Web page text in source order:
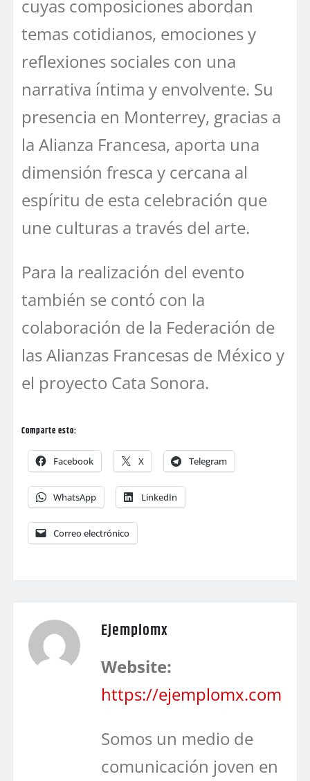
cuyas composiciones abordan
temas cotidianos, emociones y
reflexiones sociales con una
narrativa íntima y envolvente. Su
presencia en Monterrey, gracias a
la Alianza Francesa, aporta una
dimensión fresca y cercana al
espíritu de esta celebración que
une culturas a través del arte.
Para la realización del evento
también se contó con la
colaboración de la Federación de
las Alianzas Francesas de México y
el proyecto Cata Sonora.
Comparte esto:
Facebook X Telegram
WhatsApp LinkedIn
Correo electrónico
Ejemplomx
Website:
https://ejemplomx.com
Somos un medio de
comunicación joven en